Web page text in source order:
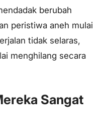
berubah
peristiwa aneh mulai
tidak selaras,
menghilang secara
Sangat